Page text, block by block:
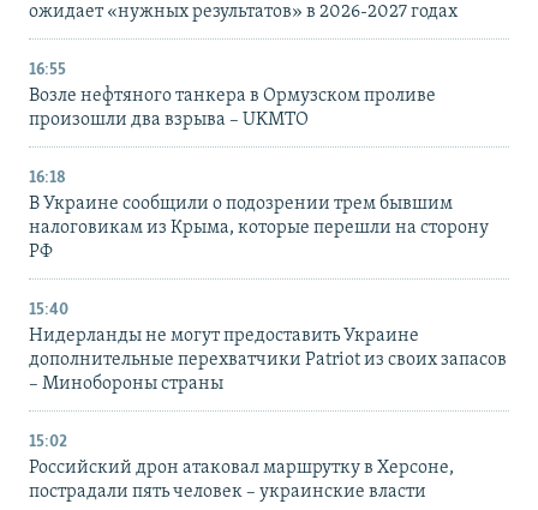
ожидает «нужных результатов» в 2026-2027 годах
16:55
Возле нефтяного танкера в Ормузском проливе
произошли два взрыва – UKMTO
16:18
В Украине сообщили о подозрении трем бывшим
налоговикам из Крыма, которые перешли на сторону
РФ
15:40
Нидерланды не могут предоставить Украине
дополнительные перехватчики Patriot из своих запасов
– Минобороны страны
15:02
Российский дрон атаковал маршрутку в Херсоне,
пострадали пять человек – украинские власти